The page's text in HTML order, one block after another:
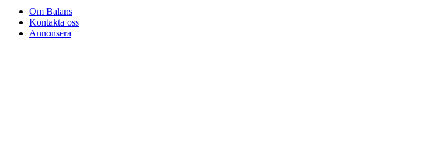
Om Balans
Kontakta oss
Annonsera